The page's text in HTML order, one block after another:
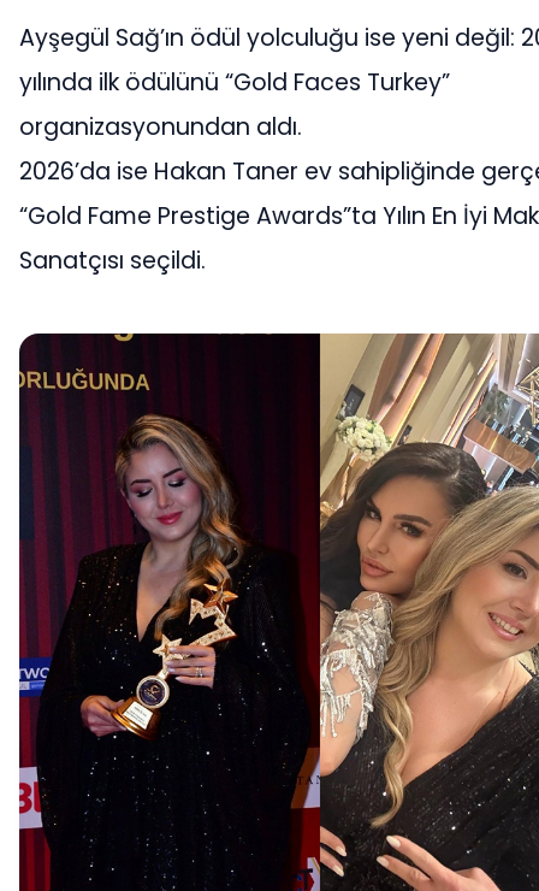
Ayşegül Sağ’ın ödül yolculuğu ise yeni değil:
yılında ilk ödülünü “Gold Faces Turkey”
organizasyonundan aldı.
2026’da ise Hakan Taner ev sahipliğinde
“Gold Fame Prestige Awards”ta Yılın En İyi
Sanatçısı seçildi.